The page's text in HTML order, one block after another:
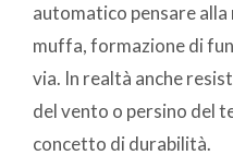
automatico pensare alla
muffa, formazione di
via. In realtà anche
del vento o persino del
concetto di durabilità.